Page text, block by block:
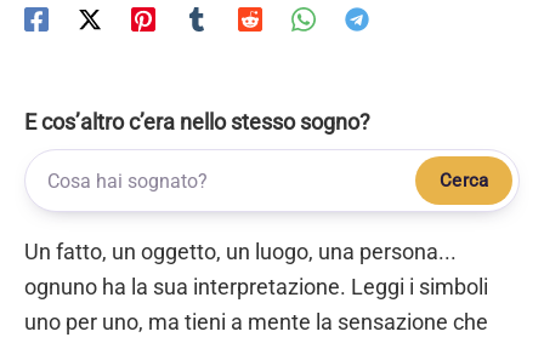
E cos’altro c’era nello stesso sogno?
Cerca
Un fatto, un oggetto, un luogo, una persona...
ognuno ha la sua interpretazione. Leggi i simboli
uno per uno, ma tieni a mente la sensazione che